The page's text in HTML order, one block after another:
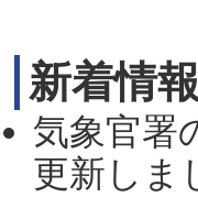
新着情報
気象官署
更新しま